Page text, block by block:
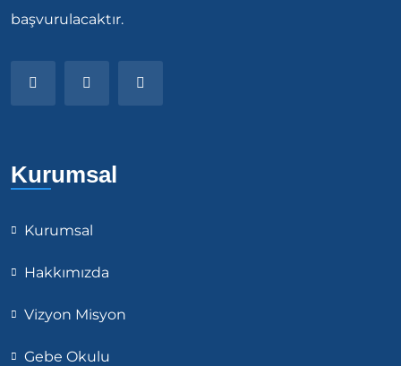
başvurulacaktır.
Kurumsal
Kurumsal
Hakkımızda
Vizyon Misyon
Gebe Okulu